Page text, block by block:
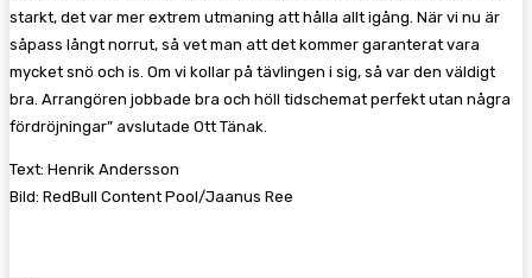
starkt, det var mer extrem utmaning att hålla allt igång. När vi nu är
såpass långt norrut, så vet man att det kommer garanterat vara
mycket snö och is. Om vi kollar på tävlingen i sig, så var den väldigt
bra. Arrangören jobbade bra och höll tidschemat perfekt utan några
fördröjningar” avslutade Ott Tänak.
Text: Henrik Andersson
Bild: RedBull Content Pool/Jaanus Ree